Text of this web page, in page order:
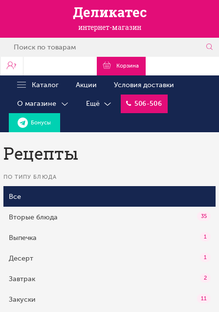
Деликатес
интернет-магазин
? Корзина
Каталог Акции Условия доставки
О магазине Ещё 506-506
Бонусы
Рецепты
ПО ТИПУ БЛЮДА
Все
Вторые блюда 35
Выпечка 1
Десерт 1
Завтрак 2
Закуски 11